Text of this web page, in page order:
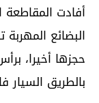
أفادت
حجزها أخيرا،
بالطريق